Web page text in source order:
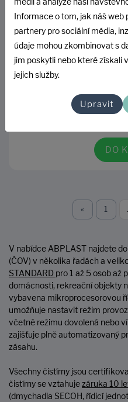
Aquatec pochozí zesílený
AT6 až
9
7 590
DO
« 1
V nabídce ABPLAST najdete
(ČOV) v několika řadách a
STANDARD pro 1 až 5 osob až
domácnosti, rekreační objekty
vybavena mikroprocesorovou
umožňuje nastavit režim
včetně režimu dovolená nebo
zajišťuje plně automatizovaný
zásahu.
Všechny čistírny jsou
čistírny se vztahujezáruka 10
(dmychadla SECOH, řídicí
Informace o tom, jak náš
partnery pro sociální média,
údaje mohou zkombinovat s
jim poskytli nebo které získali
jejich služby.
Upravit